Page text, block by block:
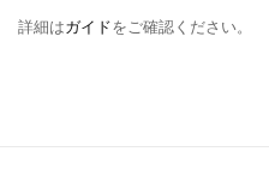
詳細はガイドをご確認ください。